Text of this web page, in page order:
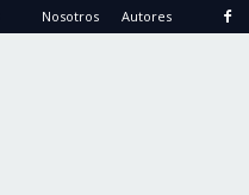
Nosotros Autores